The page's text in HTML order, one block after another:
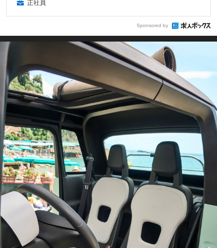
正社員
Sponsored by